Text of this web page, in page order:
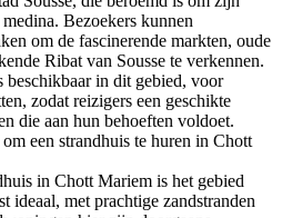
Bezoekers kunnen
om de fascinerende markten, oude
Ribat van Sousse te verkennen.
beschikbaar in dit gebied, voor
zodat reizigers een geschikte
die aan hun behoeften voldoet.
een strandhuis te huren in Chott
in Chott Mariem is het gebied
ideaal, met prachtige zandstranden